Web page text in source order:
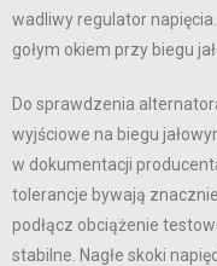
wadliwy regulator
gołym okiem przy biegu
Do sprawdzenia
wyjściowe na biegu
w dokumentacji
tolerancje bywają
podłącz obciążenie
stabilne. Nagłe skoki